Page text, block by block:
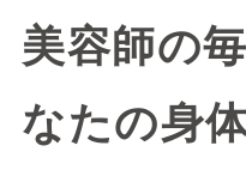
美容師の
なたの身